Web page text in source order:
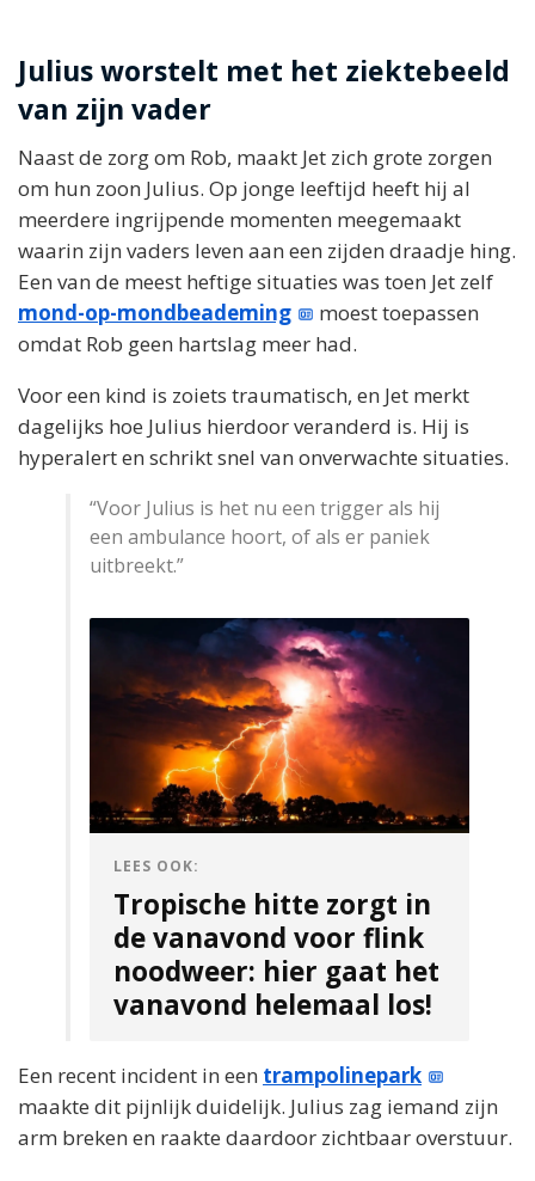
Julius worstelt met het ziektebeeld
van zijn vader
Naast de zorg om Rob, maakt Jet zich grote zorgen
om hun zoon Julius. Op jonge leeftijd heeft hij al
meerdere ingrijpende momenten meegemaakt
waarin zijn vaders leven aan een zijden draadje hing.
Een van de meest heftige situaties was toen Jet zelf
mond-op-mondbeademing
moest toepassen
omdat Rob geen hartslag meer had.
Voor een kind is zoiets traumatisch, en Jet merkt
dagelijks hoe Julius hierdoor veranderd is. Hij is
hyperalert en schrikt snel van onverwachte situaties.
“Voor Julius is het nu een trigger als hij
een ambulance hoort, of als er paniek
uitbreekt.”
LEES OOK:
Tropische hitte zorgt in
de vanavond voor flink
noodweer: hier gaat het
vanavond helemaal los!
Een recent incident in een trampolinepark
maakte dit pijnlijk duidelijk. Julius zag iemand zijn
arm breken en raakte daardoor zichtbaar overstuur.